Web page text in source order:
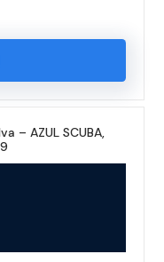
– AZUL SCUBA,